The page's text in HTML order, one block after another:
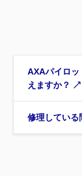
AXAパイロッ
えますか？
修理している